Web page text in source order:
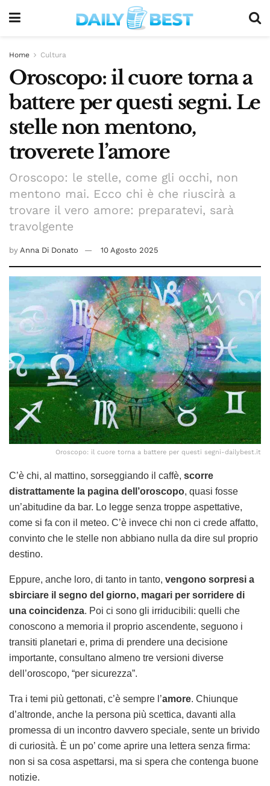
Home Cultura
Oroscopo: il cuore torna a
battere per questi segni. Le
stelle non mentono,
troverete l’amore
Oroscopo: le stelle, come gli occhi, non
mentono mai. Ecco chi è che riuscirà a
trovare il vero amore: preparatevi, sarà
travolgente
by Anna Di Donato 10 Agosto 2025
Oroscopo: il cuore torna a battere per questi segni-dailybest.it
C’è chi, al mattino, sorseggiando il caffè, scorre
distrattamente la pagina dell’oroscopo, quasi fosse
un’abitudine da bar. Lo legge senza troppe aspettative,
come si fa con il meteo. C’è invece chi non ci crede affatto,
convinto che le stelle non abbiano nulla da dire sul proprio
destino.
Eppure, anche loro, di tanto in tanto, vengono sorpresi a
sbirciare il segno del giorno, magari per sorridere di
una coincidenza. Poi ci sono gli irriducibili: quelli che
conoscono a memoria il proprio ascendente, seguono i
transiti planetari e, prima di prendere una decisione
importante, consultano almeno tre versioni diverse
dell’oroscopo, “per sicurezza”.
Tra i temi più gettonati, c’è sempre l’amore. Chiunque
d’altronde, anche la persona più scettica, davanti alla
promessa di un incontro davvero speciale, sente un brivido
di curiosità. È un po’ come aprire una lettera senza firma:
non si sa cosa aspettarsi, ma si spera che contenga buone
notizie.